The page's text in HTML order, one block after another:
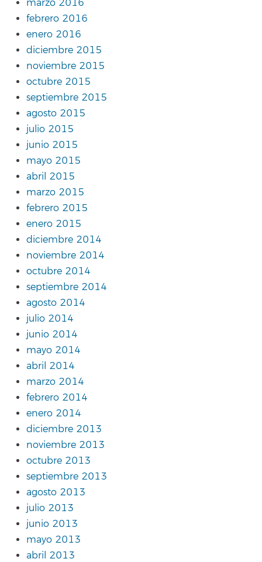
marzo 2016
febrero 2016
enero 2016
diciembre 2015
noviembre 2015
octubre 2015
septiembre 2015
agosto 2015
julio 2015
junio 2015
mayo 2015
abril 2015
marzo 2015
febrero 2015
enero 2015
diciembre 2014
noviembre 2014
octubre 2014
septiembre 2014
agosto 2014
julio 2014
junio 2014
mayo 2014
abril 2014
marzo 2014
febrero 2014
enero 2014
diciembre 2013
noviembre 2013
octubre 2013
septiembre 2013
agosto 2013
julio 2013
junio 2013
mayo 2013
abril 2013